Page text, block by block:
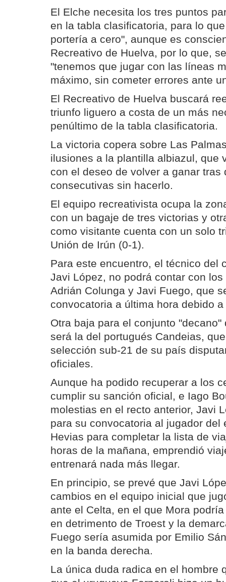
El Elche necesita los tres puntos
en la tabla clasificatoria, para lo
portería a cero", aunque es
Recreativo de Huelva, por lo que,
"tenemos que jugar con las líneas
máximo, sin cometer errores ante
El Recreativo de Huelva buscará
triunfo liguero a costa de un más
penúltimo de la tabla clasificatoria.
La victoria copera sobre Las
ilusiones a la plantilla albiazul, que
con el deseo de volver a ganar tras
consecutivas sin hacerlo.
El equipo recreativista ocupa la
con un bagaje de tres victorias y
como visitante cuenta con un solo
Unión de Irún (0-1).
Para este encuentro, el técnico del
Javi López, no podrá contar con
Adrián Colunga y Javi Fuego, que
convocatoria a última hora debido
Otra baja para el conjunto
será la del portugués Candeias,
selección sub-21 de su país
oficiales.
Aunque ha podido recuperar a los
cumplir su sanción oficial, e Iago
molestias en el recto anterior, Javi
para su convocatoria al jugador del
Hevias para completar la lista de
horas de la mañana, emprendió
entrenará nada más llegar.
En principio, se prevé que Javi
cambios en el equipo inicial que
ante el Celta, en el que Mora
en detrimento de Troest y la
Fuego sería asumida por Emilio
en la banda derecha.
La única duda radica en el hombre